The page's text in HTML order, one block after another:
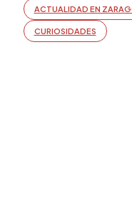
ACTUALIDAD EN
CURIOSIDADES